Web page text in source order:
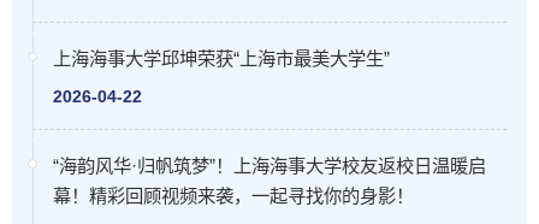
上海海事大学邱坤荣获“上海市最美大学生”
2026-04-22
“海韵风华·归帆筑梦”！上海海事大学校友返校日温暖启
幕！精彩回顾视频来袭，一起寻找你的身影！